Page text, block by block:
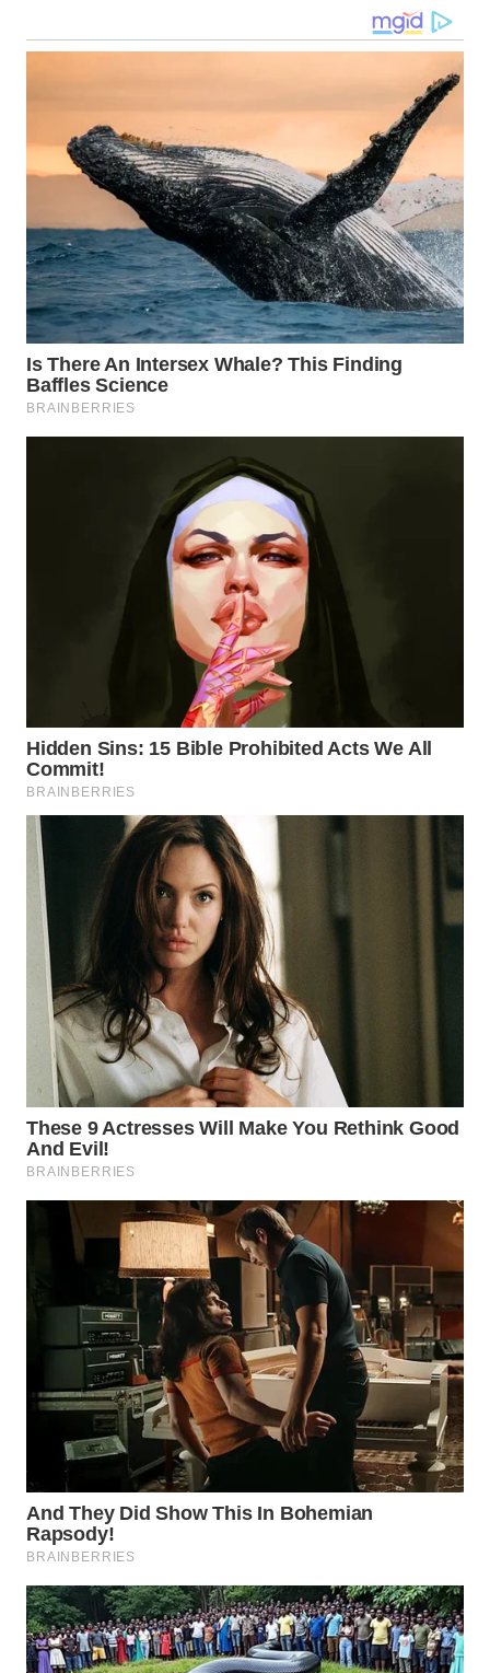
WN
KALTENG
WN
KALTARA
WN
KALSEL
WN
WN
MALUKU
DAIRI
WN
DANAU
TOBA
WN
NIAS
WN
LANGKAT
WN
TAPANULI
WN
TANJUNG
LESUNG
WN
KARO
WN
SIMALUNGUN
WN
LABUHANBATU